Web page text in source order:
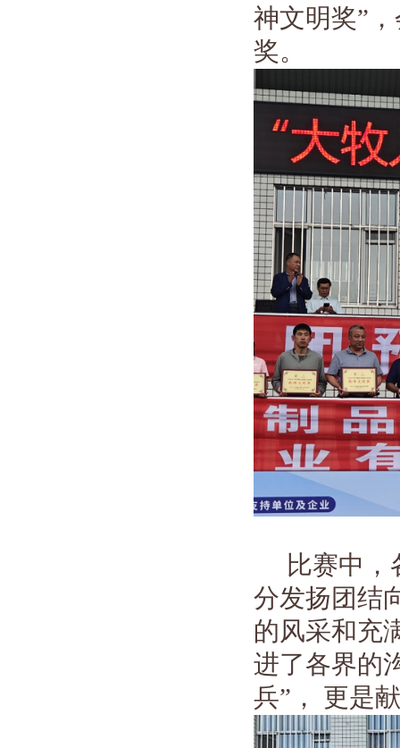
神文明奖”
奖。
比赛中
分发扬团结
的风采和充
进了各界的
兵”， 更是